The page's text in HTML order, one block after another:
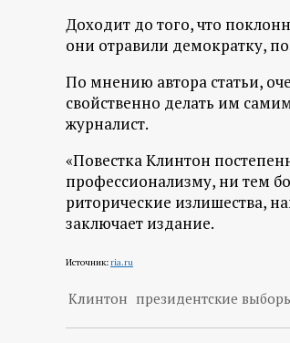
н
н
ы
й
п
о
т
Доходит до того, что
они отравили демократку,
По мнению автора статьи,
свойственно делать им
журналист.
«Повестка Клинтон
профессионализму, ни тем
риторические излишества,
заключает издание.
Источник:ria.ru
Клинтон президентские